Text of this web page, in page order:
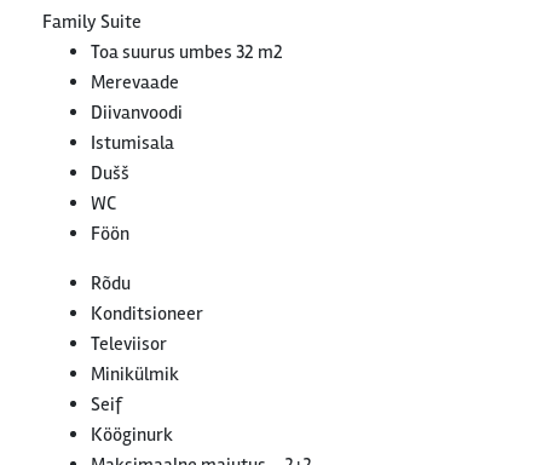
Family Suite
Toa suurus umbes 32 m2
Merevaade
Diivanvoodi
Istumisala
Dušš
WC
Föön
Rõdu
Konditsioneer
Televiisor
Minikülmik
Seif
Kööginurk